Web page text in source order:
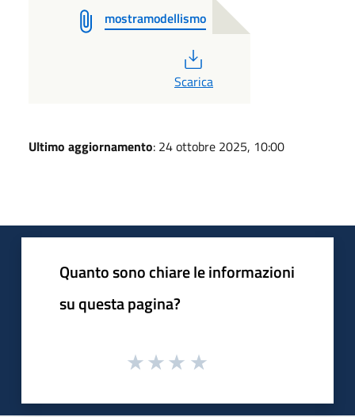
mostramodellismo
Scarica
Ultimo aggiornamento: 24 ottobre 2025, 10:00
Quanto sono chiare le informazioni
su questa pagina?